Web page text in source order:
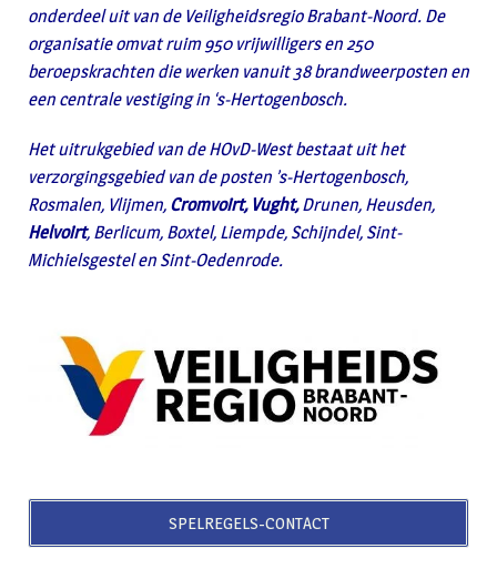
onderdeel uit van de Veiligheidsregio Brabant-Noord. De
organisatie omvat ruim 950 vrijwilligers en 250
beroepskrachten die werken vanuit 38 brandweerposten en
een centrale vestiging in ‘s-Hertogenbosch.
Het uitrukgebied van de HOvD-West bestaat uit het
verzorgingsgebied van de posten ’s-Hertogenbosch,
Rosmalen, Vlijmen, Cromvoirt, Vught,Drunen, Heusden,
Helvoirt, Berlicum, Boxtel, Liempde, Schijndel, Sint-
Michielsgestel en Sint-Oedenrode.
SPELREGELS-CONTACT